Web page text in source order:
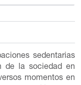
sedentarias
de la sociedad en
momentos en